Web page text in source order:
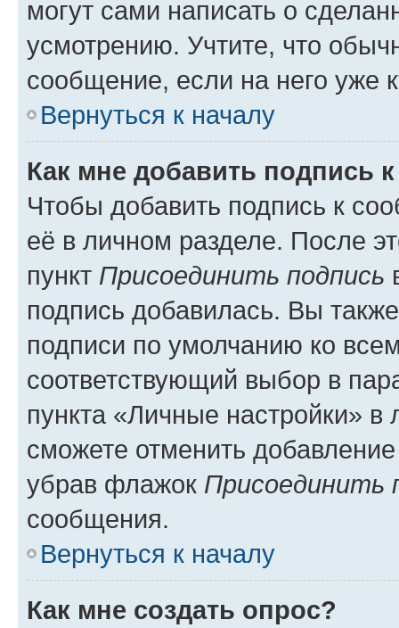
могут сами написать о
усмотрению. Учтите, что
сообщение, если на него уже
Вернуться к началу
Как мне добавить подпись
Чтобы добавить подпись к
её в личном разделе. После
пункт Присоединить подпись
подпись добавилась. Вы
подписи по умолчанию ко
соответствующий выбор в
пункта «Личные настройки»
сможете отменить
убрав флажок Присоединить
сообщения.
Вернуться к началу
Как мне создать опрос?